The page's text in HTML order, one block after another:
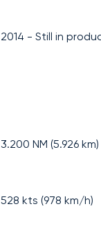
2014 -Still in
3.200 NM (5.926 km)
528 kts (978 km/h)